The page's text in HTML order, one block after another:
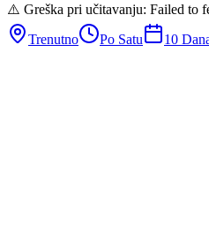
⚠️ Greška pri učitavanju: Failed to
Trenutno
Po Satu 10